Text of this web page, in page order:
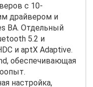
с 10-
драйвером и
BA. Отдельный
5.2 и
и aptX Adaptive.
обеспечивающая
настройка,